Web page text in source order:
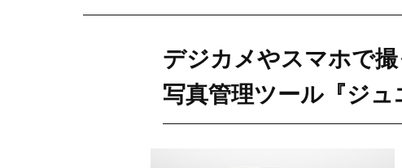
デジカメやスマホで
写真管理ツール『ジ